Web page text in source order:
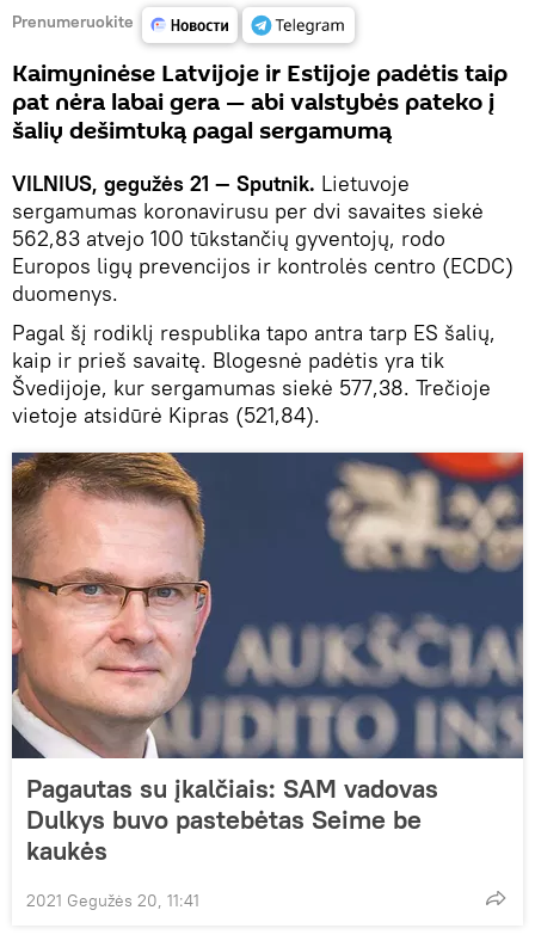
Prenumeruokite
Kaimyninėse Latvijoje ir Estijoje padėtis taip
pat nėra labai gera — abi valstybės pateko į
šalių dešimtuką pagal sergamumą
VILNIUS, gegužės 21 — Sputnik. Lietuvoje
sergamumas koronavirusu per dvi savaites siekė
562,83 atvejo 100 tūkstančių gyventojų, rodo
Europos ligų prevencijos ir kontrolės centro (ECDC)
duomenys.
Pagal šį rodiklį respublika tapo antra tarp ES šalių,
kaip ir prieš savaitę. Blogesnė padėtis yra tik
Švedijoje, kur sergamumas siekė 577,38. Trečioje
vietoje atsidūrė Kipras (521,84).
Pagautas su įkalčiais: SAM vadovas
Dulkys buvo pastebėtas Seime be
kaukės
2021 Gegužės 20, 11:41